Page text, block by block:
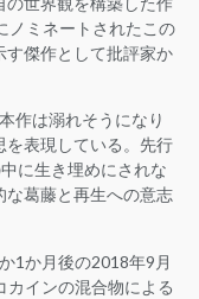
ノミネートされたこの
す傑作として批評家か
作は溺れそうになり
を表現している。先行
に生き埋めにされな
な葛藤と再生への意志
1か月後の2018年9月
カインの混合物による